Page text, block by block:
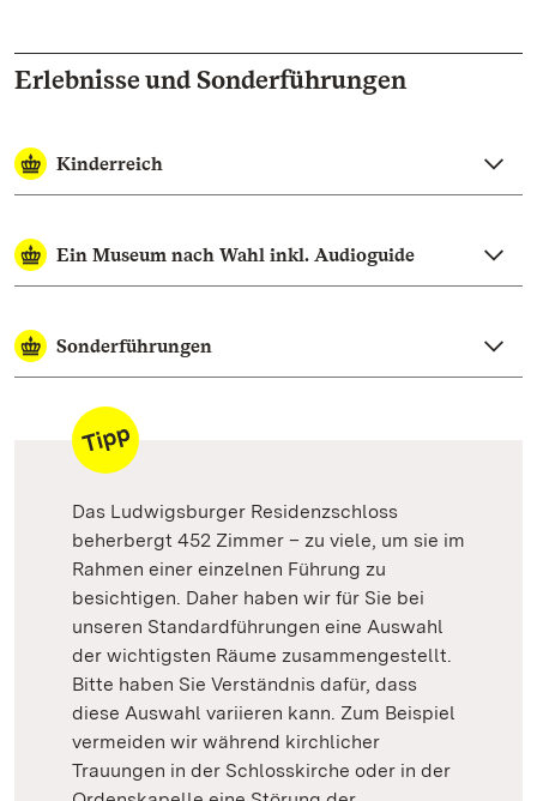
Erlebnisse und Sonderführungen
Kinderreich
Ein Museum nach Wahl inkl. Audioguide
Sonderführungen
Das Ludwigsburger Residenzschloss
beherbergt 452 Zimmer – zu viele, um sie im
Rahmen einer einzelnen Führung zu
besichtigen. Daher haben wir für Sie bei
unseren Standardführungen eine Auswahl
der wichtigsten Räume zusammengestellt.
Bitte haben Sie Verständnis dafür, dass
diese Auswahl variieren kann. Zum Beispiel
vermeiden wir während kirchlicher
Trauungen in der Schlosskirche oder in der